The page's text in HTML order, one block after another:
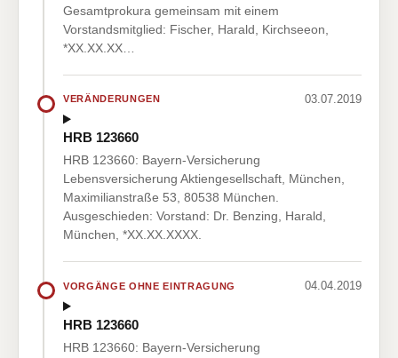
Gesamtprokura gemeinsam mit einem
Vorstandsmitglied: Fischer, Harald, Kirchseeon,
*XX.XX.XX…
VERÄNDERUNGEN 03.07.2019
HRB 123660
HRB 123660: Bayern-Versicherung
Lebensversicherung Aktiengesellschaft, München,
Maximilianstraße 53, 80538 München.
Ausgeschieden: Vorstand: Dr. Benzing, Harald,
München, *XX.XX.XXXX.
VORGÄNGE OHNE EINTRAGUNG 04.04.2019
HRB 123660
HRB 123660: Bayern-Versicherung